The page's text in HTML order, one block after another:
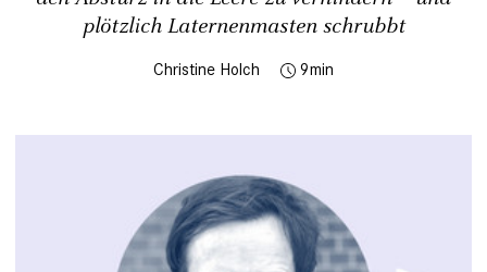
plötzlich Laternenmasten schrubbt
Christine Holch 9